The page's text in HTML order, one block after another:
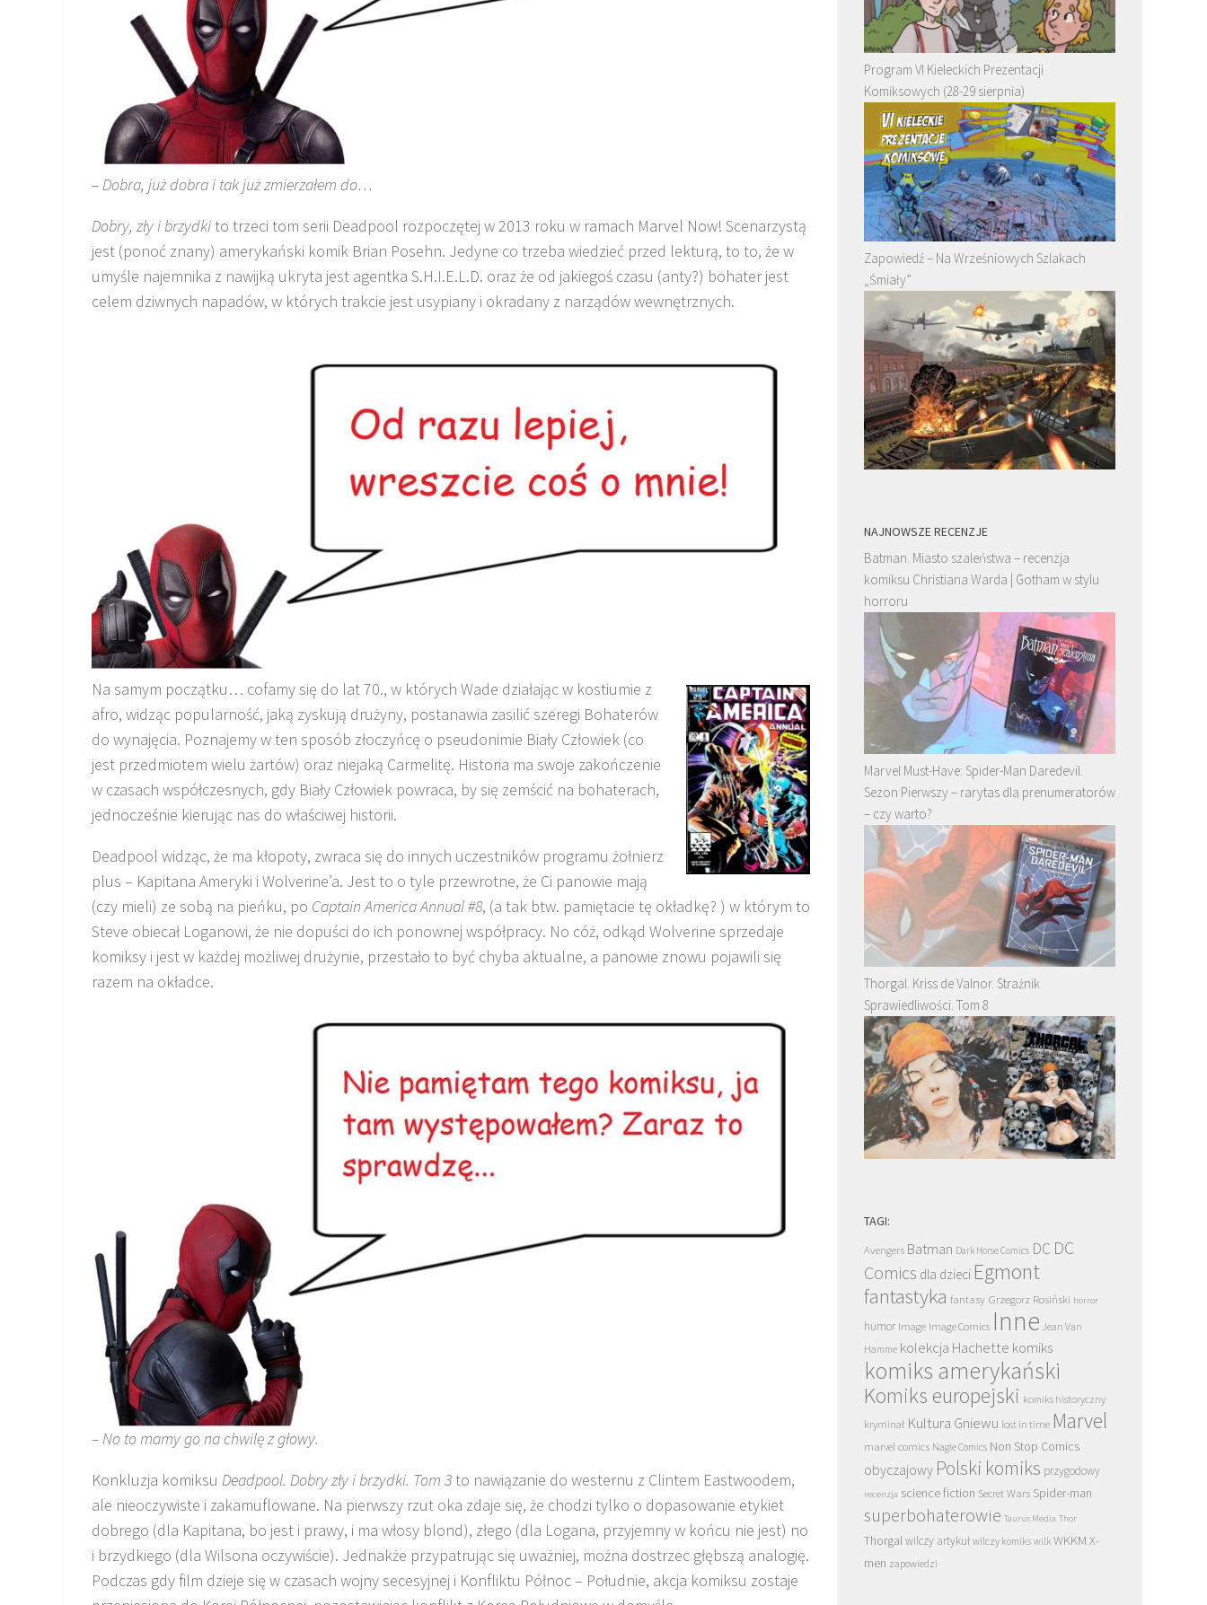
– Dobra, już dobra i tak już zmierzałem do…
Dobry, zły i brzydkito trzeci tom serii Deadpool rozpoczętej w 2013 roku w ramach Marvel Now! Scenarzystą
jest (ponoć znany) amerykański komik Brian Posehn. Jedyne co trzeba wiedzieć przed lekturą, to to, że w
umyśle najemnika z nawijką ukryta jest agentka S.H.I.E.L.D. oraz że od jakiegoś czasu (anty?) bohater jest
celem dziwnych napadów, w których trakcie jest usypiany i okradany z narządów wewnętrznych.
Na samym początku… cofamy się do lat 70., w których Wade działając w kostiumie z
afro, widząc popularność, jaką zyskują drużyny, postanawia zasilić szeregi Bohaterów
do wynajęcia. Poznajemy w ten sposób złoczyńcę o pseudonimie Biały Człowiek (co
jest przedmiotem wielu żartów) oraz niejaką Carmelitę. Historia ma swoje zakończenie
w czasach współczesnych, gdy Biały Człowiek powraca, by się zemścić na bohaterach,
jednocześnie kierując nas do właściwej historii.
Deadpool widząc, że ma kłopoty, zwraca się do innych uczestników programu żołnierz
plus – Kapitana Ameryki i Wolverine’a. Jest to o tyle przewrotne, że Ci panowie mają
(czy mieli) ze sobą na pieńku, po Captain AmericaAnnual#8, (a tak btw. pamiętacie tę okładkę? ) w którym to
Steve obiecał Loganowi, że nie dopuści do ich ponownej współpracy. No cóż, odkąd Wolverine sprzedaje
komiksy i jest w każdej możliwej drużynie, przestało to być chyba aktualne, a panowie znowu pojawili się
razem na okładce.
– No to mamy go na chwilę z głowy.
Konkluzja komiksu Deadpool. Dobry zły i brzydki. Tom 3to nawiązanie do westernu z Clintem Eastwoodem,
ale nieoczywiste i zakamuflowane. Na pierwszy rzut oka zdaje się, że chodzi tylko o dopasowanie etykiet
dobrego (dla Kapitana, bo jest i prawy, i ma włosy blond), złego (dla Logana, przyjemny w końcu nie jest) no
i brzydkiego (dla Wilsona oczywiście). Jednakże przypatrując się uważniej, można dostrzec głębszą analogię.
Podczas gdy film dzieje się w czasach wojny secesyjnej i Konfliktu Północ – Południe, akcja komiksu zostaje
Program VI Kieleckich Prezentacji
Komiksowych (28-29 sierpnia)
Zapowiedź – Na Wrześniowych Szlakach
„Śmiały”
NAJNOWSZE RECENZJE
Batman. Miasto szaleństwa – recenzja
komiksu Christiana Warda | Gotham w stylu
horroru
Marvel Must-Have: Spider-Man Daredevil.
Sezon Pierwszy – rarytas dla prenumeratorów
– czy warto?
Thorgal. Kriss de Valnor. Strażnik
Sprawiedliwości. Tom 8
TAGI:
Avengers Batman Dark Horse Comics DC DC
Comics dla dzieci Egmont
fantastyka fantasy Grzegorz Rosiński horror
humor Image Image Comics Inne Jean Van
Hamme kolekcja Hachette komiks
komiks amerykański
Komiks europejski komiks historyczny
kryminał Kultura Gniewu lost in time Marvel
marvel comics Nagle Comics Non Stop Comics
obyczajowy Polski komiks przygodowy
recenzja science fiction Secret Wars Spider-man
superbohaterowie Taurus Media Thor
Thorgal wilczy artykuł wilczy komiks wilk WKKM X-
men zapowiedzi